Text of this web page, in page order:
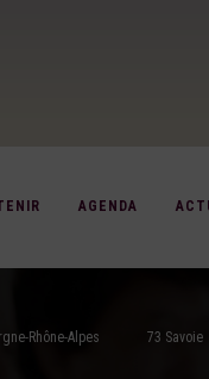
AGENDA
Rhône-Alpes 73 Savoie